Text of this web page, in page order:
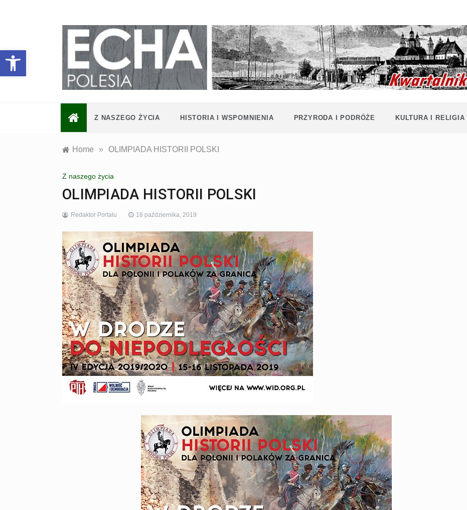
Otwórz pasek narzędzi
Echa
Polesia
współczesność
Polaków na
Polesiu.
Przyroda,
zabytki, kultura
i wspomnienia
z Polesia.
Z NASZEGO ŻYCIA HISTORIA I WSPOMNIENIA PRZYRODA I PODRÓŻE KULTURA I RELIGIA
Home » OLIMPIADA HISTORII POLSKI
Z naszego życia
OLIMPIADA HISTORII POLSKI
Redaktor Portalu 18 października, 2019